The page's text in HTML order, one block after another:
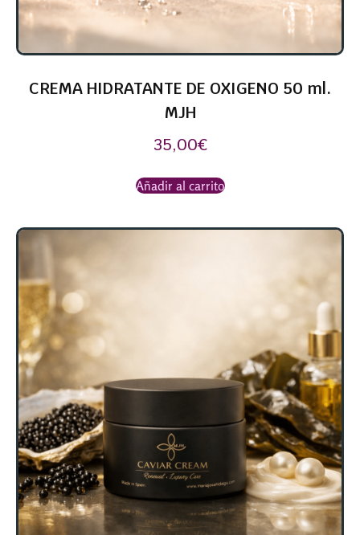
CREMA HIDRATANTE DE OXIGENO 50 ml.
MJH
35,00€
Añadir al carrito